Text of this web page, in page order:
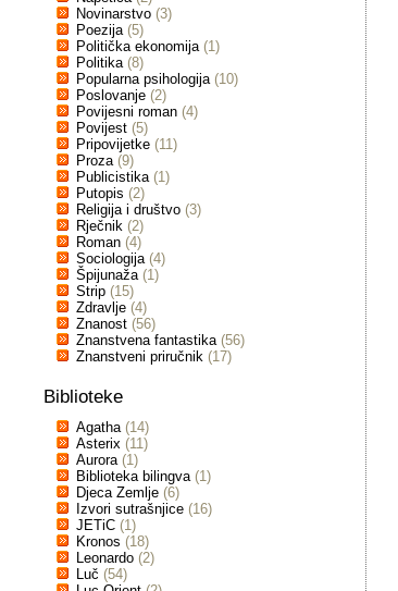
Novinarstvo (3)
Poezija (5)
Politička ekonomija (1)
Politika (8)
Popularna psihologija (10)
Poslovanje (2)
Povijesni roman (4)
Povijest (5)
Pripovijetke (11)
Proza (9)
Publicistika (1)
Putopis (2)
Religija i društvo (3)
Rječnik (2)
Roman (4)
Sociologija (4)
Špijunaža (1)
Strip (15)
Zdravlje (4)
Znanost (56)
Znanstvena fantastika (56)
Znanstveni priručnik (17)
Biblioteke
Agatha (14)
Asterix (11)
Aurora (1)
Biblioteka bilingva (1)
Djeca Zemlje (6)
Izvori sutrašnjice (16)
JETiC (1)
Kronos (18)
Leonardo (2)
Luč (54)